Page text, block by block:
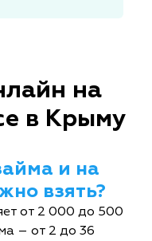
на
в Крыму
и на
взять?
от 2 000 до 500
– от 2 до 36